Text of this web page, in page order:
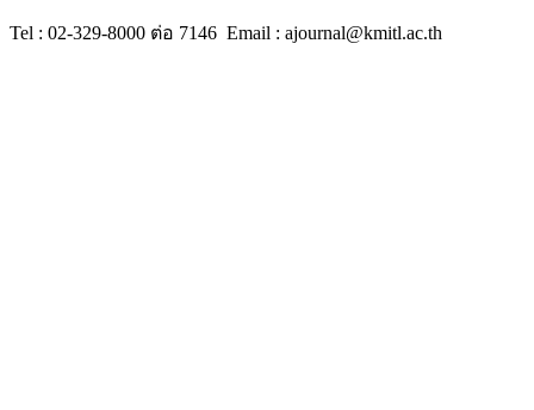
Tel : 02-329-8000 ต่อ 7146 Email : ajournal@kmitl.ac.th